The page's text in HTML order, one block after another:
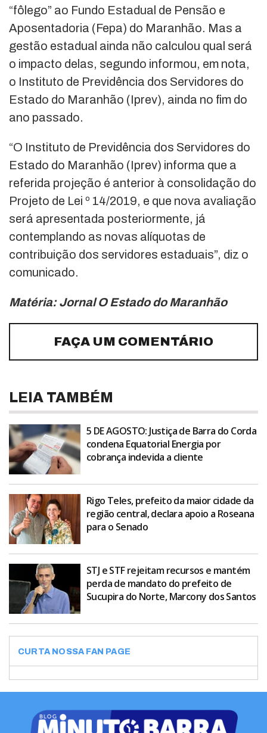
“fôlego” ao Fundo Estadual de Pensão e
Aposentadoria (Fepa) do Maranhão. Mas a
gestão estadual ainda não calculou qual será
o impacto delas, segundo informou, em nota,
o Instituto de Previdência dos Servidores do
Estado do Maranhão (Iprev), ainda no fim do
ano passado.
“O Instituto de Previdência dos Servidores do
Estado do Maranhão (Iprev) informa que a
referida projeção é anterior à consolidação do
Projeto de Lei º 14/2019, e que nova avaliação
será apresentada posteriormente, já
contemplando as novas alíquotas de
contribuição dos servidores estaduais”, diz o
comunicado.
Matéria: Jornal O Estado do Maranhão
FAÇA UM COMENTÁRIO
LEIA TAMBÉM
5 DE AGOSTO: Justiça de Barra do Corda
condena Equatorial Energia por
cobrança indevida a cliente
Rigo Teles, prefeito da maior cidade da
região central, declara apoio a Roseana
para o Senado
STJ e STF rejeitam recursos e mantém
perda de mandato do prefeito de
Sucupira do Norte, Marcony dos Santos
CURTA NOSSA FAN PAGE